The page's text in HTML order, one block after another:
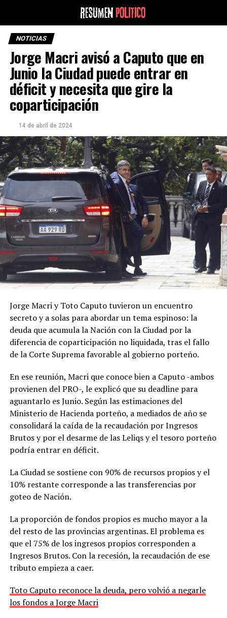
NOTICIAS
Jorge Macri avisó a Caputo que en
Junio la Ciudad puede entrar en
déficit y necesita que gire la
coparticipación
14 de abril de 2024
Jorge Macri y Toto Caputo tuvieron un encuentro
secreto y a solas para abordar un tema espinoso: la
deuda que acumula la Nación con la Ciudad por la
diferencia de coparticipación no liquidada, tras el fallo
de la Corte Suprema favorable al gobierno porteño.
En ese reunión, Macri que conoce bien a Caputo -ambos
provienen del PRO-, le explicó que su deadline para
aguantarlo es Junio. Según las estimaciones del
Ministerio de Hacienda porteño, a mediados de año se
consolidará la caída de la recaudación por Ingresos
Brutos y por el desarme de las Leliqs y el tesoro porteño
podría entrar en déficit.
La Ciudad se sostiene con 90% de recursos propios y el
10% restante corresponde a las transferencias por
goteo de Nación.
La proporción de fondos propios es mucho mayor a la
del resto de las provincias argentinas. El problema es
que el 75% de los ingresos propios corresponden a
Ingresos Brutos. Con la recesión, la recaudación de ese
tributo empieza a caer.
Toto Caputo reconoce la deuda, pero volvió a negarle
los fondos a Jorge Macri